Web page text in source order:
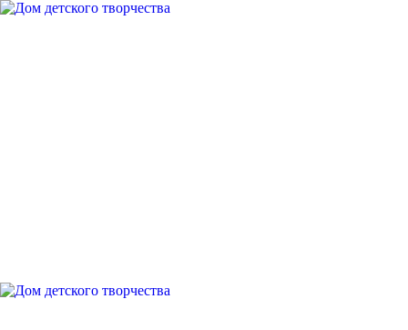
Перейти
Основное